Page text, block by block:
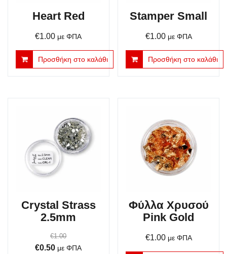
Heart Red
€1.00 με ΦΠΑ
Προσθήκη στο καλάθι
Stamper Small
€1.00 με ΦΠΑ
Προσθήκη στο καλάθι
Crystal Strass
2.5mm
€1.00
Original
€0.50Ημε ΦΠΑ
Φύλλα Χρυσού
Pink Gold
€1.00 με ΦΠΑ